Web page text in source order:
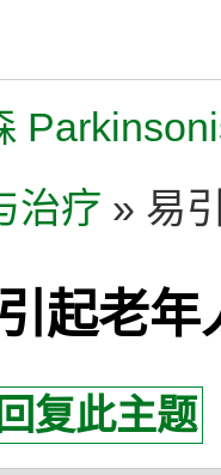
治疗 » 易
起老年
回复此主题